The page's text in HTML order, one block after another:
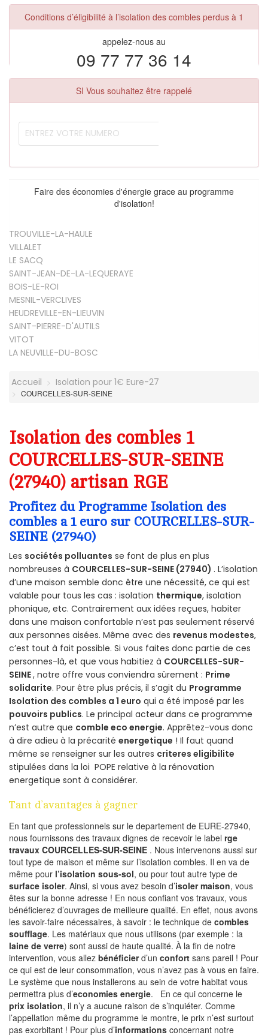
Conditions d’éligibilité à l’isolation des combles perdus à 1
appelez-nous au
09 77 77 36 14
SI Vous souhaitez être rappelé
Faire des économies d'énergie grace au programme
d'isolation!
TROUVILLE-LA-HAULE
VILLALET
LE SACQ
SAINT-JEAN-DE-LA-LEQUERAYE
BOIS-LE-ROI
MESNIL-VERCLIVES
HEUDREVILLE-EN-LIEUVIN
SAINT-PIERRE-D'AUTILS
VITOT
LA NEUVILLE-DU-BOSC
Accueil Isolation pour 1€ Eure-27
COURCELLES-SUR-SEINE
Isolation des combles 1
COURCELLES-SUR-SEINE
(27940) artisan RGE
Profitez du Programme Isolation des
combles a 1 euro sur COURCELLES-SUR-
SEINE (27940)
Les sociétés polluantes se font de plus en plus
nombreuses à COURCELLES-SUR-SEINE (27940) . L’isolation
d’une maison semble donc être une nécessité, ce qui est
valable pour tous les cas : isolation thermique, isolation
phonique, etc. Contrairement aux idées reçues, habiter
dans une maison confortable n’est pas seulement réservé
aux personnes aisées. Même avec des revenus modestes,
c’est tout à fait possible. Si vous faites donc partie de ces
personnes-là, et que vous habitiez à COURCELLES-SUR-
SEINE, notre offre vous conviendra sûrement : Prime
solidarite. Pour être plus précis, il s’agit du Programme
Isolation des combles a 1 euro qui a été imposé par les
pouvoirs publics. Le principal acteur dans ce programme
n’est autre que comble eco energie. Apprêtez-vous donc
à dire adieu à la précarité energetique ! Il faut quand
même se renseigner sur les autres criteres eligibilite
stipulées dans la loi POPE relative à la rénovation
energetique sont à considérer.
Tant d’avantages à gagner
En tant que professionnels sur le departement de EURE-27940,
nous fournissons des travaux dignes de recevoir le label rge
travaux COURCELLES-SUR-SEINE . Nous intervenons aussi sur
tout type de maison et même sur l’isolation combles. Il en va de
même pour l’isolation sous-sol, ou pour tout autre type de
surface isoler. Ainsi, si vous avez besoin d’isoler maison, vous
êtes sur la bonne adresse ! En nous confiant vos travaux, vous
bénéficierez d’ouvrages de meilleure qualité. En effet, nous avons
les savoir-faire nécessaires, à savoir : le technique de combles
soufflage. Les matériaux que nous utilisons (par exemple : la
laine de verre) sont aussi de haute qualité. À la fin de notre
intervention, vous allez bénéficierd’un confort sans pareil ! Pour
ce qui est de leur consommation, vous n’avez pas à vous en faire.
Le système que nous installerons au sein de votre habitat vous
permettra plus d’economies energie. En ce qui concerne le
prix isolation, il n’y a aucune raison de s’inquiéter. Comme
l’appellation même du programme le montre, le prix n’est surtout
pas exorbitant ! Pour plus d’informations concernant notre